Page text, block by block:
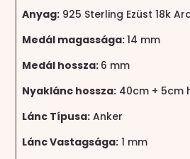
Anyag: 925 Sterling Ezüst 18k
Medál magassága:14 mm
Medál hossza: 6 mm
Nyaklánc hossza: 40cm + 5cm
Lánc Típusa: Anker
Lánc Vastagsága: 1 mm